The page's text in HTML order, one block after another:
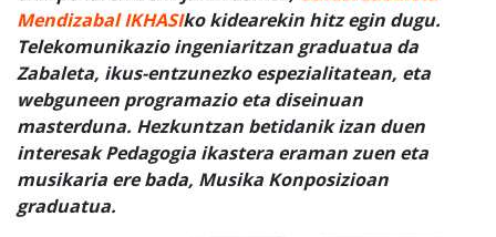
Mendizabal IKHASIko kidearekin hitz egin dugu.
Telekomunikazio ingeniaritzan graduatua da
Zabaleta, ikus-entzunezko espezialitatean, eta
webguneen programazio eta diseinuan
masterduna. Hezkuntzan betidanik izan duen
interesak Pedagogia ikastera eraman zuen eta
musikaria ere bada, Musika Konposizioan
graduatua.